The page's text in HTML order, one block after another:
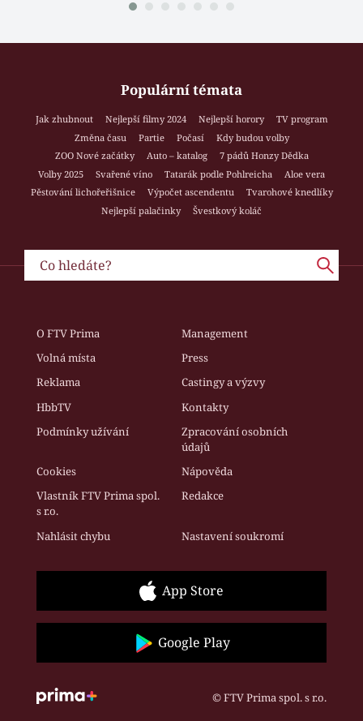
Populární témata
Jak zhubnout Nejlepší filmy 2024 Nejlepší horory
TV program
Změna času
Partie Počasí
Kdy budou volby
ZOO Nové začátky
Auto – katalog
7 pádů Honzy Dědka
Volby 2025
Svařené víno Tatarák podle Pohlreicha
Aloe vera
Pěstování lichořeřišnice
Výpočet ascendentu
Tvarohové knedlíky
Nejlepší palačinky
Švestkový koláč
O FTV Prima
Management
Volná místa
Press
Reklama
Castingy a výzvy
HbbTV
Kontakty
Podmínky užívání
Zpracování osobních
údajů
Cookies
Nápověda
Vlastník FTV Prima spol.
s r.o.
Redakce
Nahlásit chybu Nastavení soukromí
App Store
Google Play
© FTV Prima spol. s r.o.